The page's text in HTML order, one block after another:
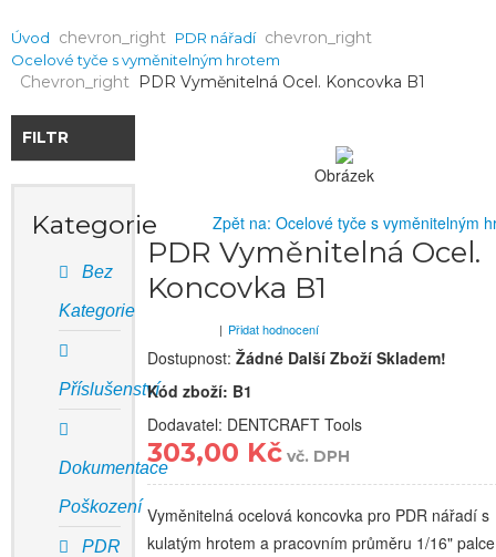
Úvod Chevron_right PDR nářadí Chevron_right
Ocelové tyče s vyměnitelným hrotem
Chevron_right PDR Vyměnitelná Ocel. Koncovka B1
FILTR
Kategorie
Bez
Kategorie
Příslušenství
Dokumentace
Poškození
PDR
Obrázek
Zpět na: Ocelové tyče s vyměnitelným
PDR Vyměnitelná Ocel.
Koncovka B1
| Přidat hodnocení
Dostupnost: Žádné Další Zboží Skladem!
Kód zboží: B1
Dodavatel: DENTCRAFT Tools
303,00 Kč vč. DPH
Vyměnitelná ocelová koncovka pro PDR nářadí s
kulatým hrotem a pracovním průměru 1/16"